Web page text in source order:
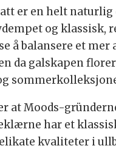
er en helt
og klassisk,
å balansere et
da galskapen
at Moods-
har et
kvaliteter i